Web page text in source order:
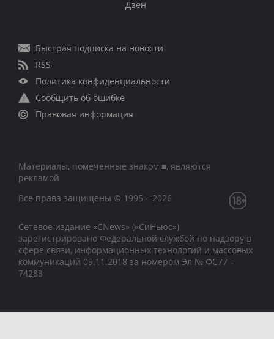
Дзен
Быстрая подписка на новости
RSS
Политика конфиденциальности
Сообщить об ошибке
Правовая информация
Материалы, помеченные знаком ■, являются
рекламой
Все права защищены © 1995 – 2026
Сетевое издание «CNews» («СиНьюс»)
зарегистрировано Федеральной службой по надзору в
сфере связи, информационных технологий и массовых
коммуникаций 09.11.2018 за номером Эл № ФС77 –
74283